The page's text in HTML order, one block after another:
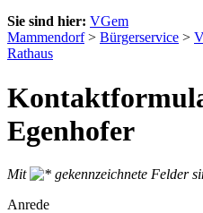
Sie sind hier: VGem
Mammendorf> Bürgerservice >
Rathaus
Egenhofer
Mit
gekennzeichnete Felder
Anrede